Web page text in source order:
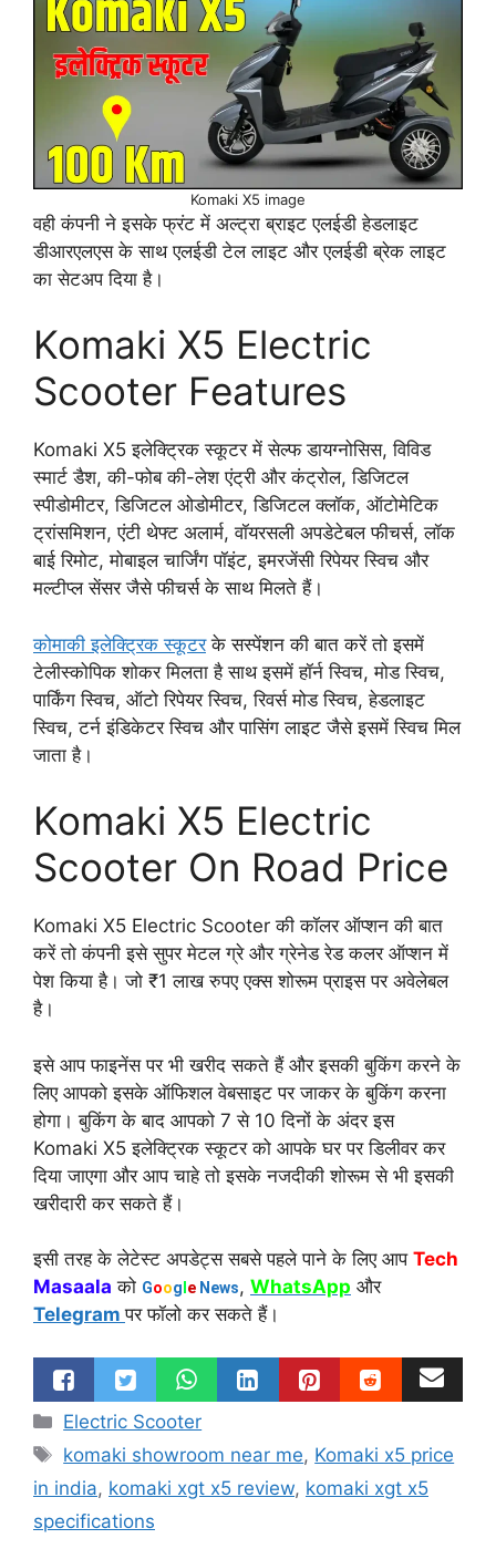
Komaki X5 image
वही कंपनी ने इसके फ्रंट में अल्ट्रा ब्राइट एलईडी हेडलाइट
डीआरएलएस के साथ एलईडी टेल लाइट और एलईडी ब्रेक लाइट
का सेटअप दिया है।
Komaki X5 Electric
Scooter Features
Komaki X5 इलेक्ट्रिक स्कूटर में सेल्फ डायग्नोसिस, विविड
स्मार्ट डैश, की-फोब की-लेश एंट्री और कंट्रोल, डिजिटल
स्पीडोमीटर, डिजिटल ओडोमीटर, डिजिटल क्लॉक, ऑटोमेटिक
ट्रांसमिशन, एंटी थेफ्ट अलार्म, वॉयरसली अपडेटेबल फीचर्स, लॉक
बाई रिमोट, मोबाइल चार्जिंग पॉइंट, इमरजेंसी रिपेयर स्विच और
मल्टीप्ल सेंसर जैसे फीचर्स के साथ मिलते हैं।
कोमाकी इलेक्ट्रिक स्कूटरके सस्पेंशन की बात करें तो इसमें
टेलीस्कोपिक शोकर मिलता है साथ इसमें हॉर्न स्विच, मोड स्विच,
पार्किंग स्विच, ऑटो रिपेयर स्विच, रिवर्स मोड स्विच, हेडलाइट
स्विच, टर्न इंडिकेटर स्विच और पासिंग लाइट जैसे इसमें स्विच मिल
जाता है।
Komaki X5 Electric
Scooter On Road Price
Komaki X5 Electric Scooter की कॉलर ऑप्शन की बात
करें तो कंपनी इसे सुपर मेटल ग्रे और ग्रेनेड रेड कलर ऑप्शन में
पेश किया है। जो ₹1 लाख रुपए एक्स शोरूम प्राइस पर अवेलेबल
है।
इसे आप फाइनेंस पर भी खरीद सकते हैं और इसकी बुकिंग करने के
लिए आपको इसके ऑफिशल वेबसाइट पर जाकर के बुकिंग करना
होगा। बुकिंग के बाद आपको 7 से 10 दिनों के अंदर इस
Komaki X5 इलेक्ट्रिक स्कूटर को आपके घर पर डिलीवर कर
दिया जाएगा और आप चाहे तो इसके नजदीकी शोरूम से भी इसकी
खरीदारी कर सकते हैं।
इसी तरह के लेटेस्ट अपडेट्स सबसे पहले पाने के लिए आप Tech
Masaala को Goog e News, WhatsApp और
Telegramपर फॉलो कर सकते हैं।
Categories
Electric Scooter
Tags
komaki showroom near me, Komaki x5 price
in india, komaki xgt x5 review, komaki xgt x5
specifications